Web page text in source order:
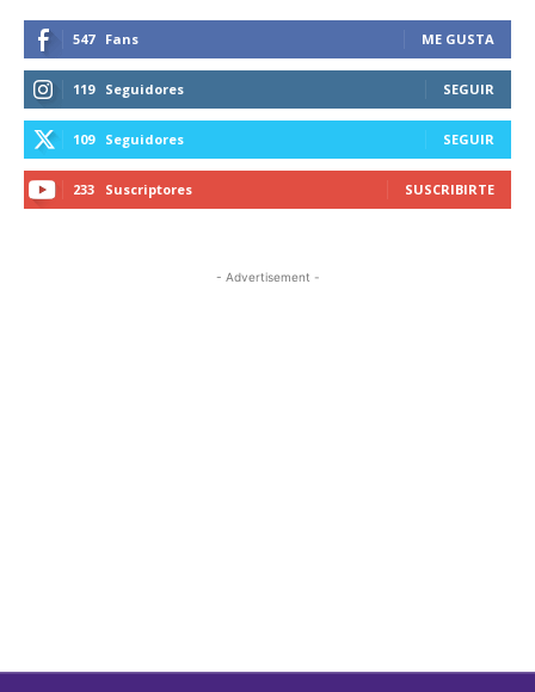
547 Fans ME GUSTA
119 Seguidores SEGUIR
109 Seguidores SEGUIR
233 Suscriptores SUSCRIBIRTE
- Advertisement -